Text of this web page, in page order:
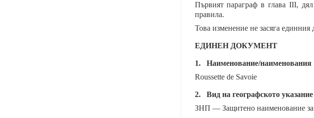
Първият параграф в глава III,
правила.
Това изменение не засяга единния
ЕДИНЕН ДОКУМЕНТ
1. Наименование/наименования
Roussette de Savoie
2. Вид на географското указание
ЗНП — Защитено наименование за